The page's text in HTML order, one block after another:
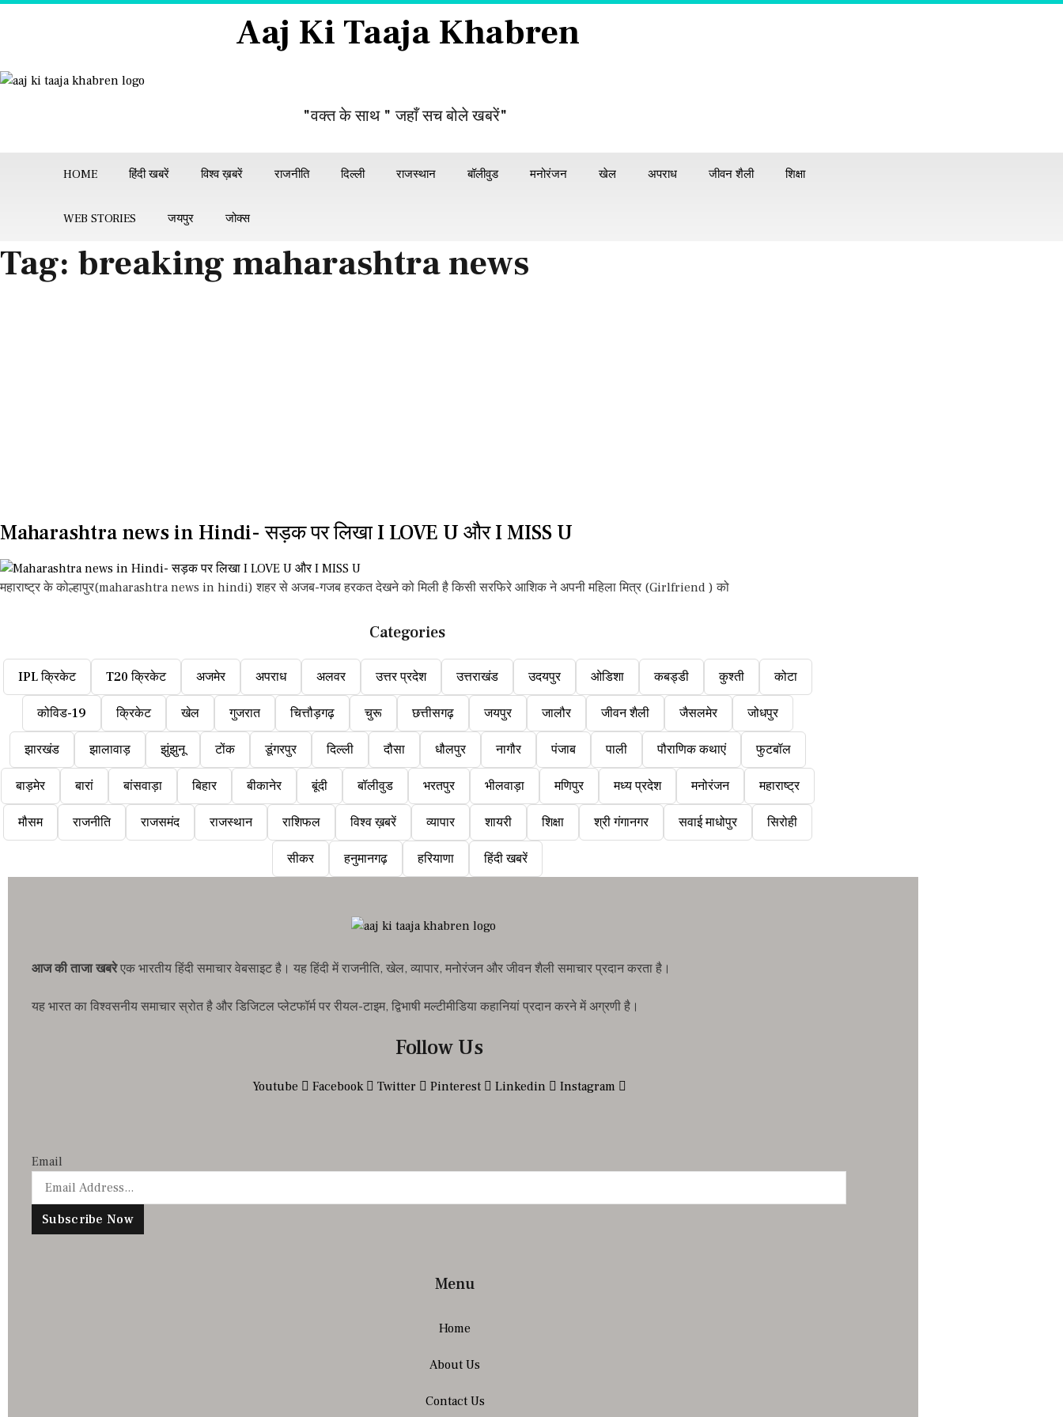
Skip
Aaj Ki Taaja Khabren
"वक्त के साथ " जहाँ सच बोले खबरें"
HOME हिंदी खबरें विश्व ख़बरें राजनीति दिल्ली राजस्थान बॉलीवुड मनोरंजन खेल अपराध जीवन शैली शिक्षा
WEB STORIES जयपुर जोक्स
Tag: breaking maharashtra news
Maharashtra news in Hindi- सड़क पर लिखा I LOVE U और I MISS U
महाराष्ट्र के कोल्हापुर(maharashtra news in hindi) शहर से अजब-गजब हरकत देखने को मिली है किसी सरफिरे आशिक ने अपनी महिला मित्र (Girlfriend ) को
Categories
IPL क्रिकेट T20 क्रिकेट अजमेर अपराध अलवर उत्तर प्रदेश उत्तराखंड उदयपुर ओडिशा कबड्डी कुश्ती कोटा
कोविड-19 क्रिकेट खेल गुजरात चित्तौड़गढ़ चुरू छत्तीसगढ़ जयपुर जालौर जीवन शैली जैसलमेर जोधपुर
झारखंड झालावाड़ झुंझुनू टोंक डूंगरपुर दिल्ली दौसा धौलपुर नागौर पंजाब पाली पौराणिक कथाएं फुटबॉल
बाड़मेर बारां बांसवाड़ा बिहार बीकानेर बूंदी बॉलीवुड भरतपुर भीलवाड़ा मणिपुर मध्य प्रदेश मनोरंजन महाराष्ट्र
मौसम राजनीति राजसमंद राजस्थान राशिफल विश्व ख़बरें व्यापार शायरी शिक्षा श्री गंगानगर सवाई माधोपुर सिरोही
सीकर हनुमानगढ़ हरियाणा हिंदी खबरें
आज की ताजा खबरेएक भारतीय हिंदी समाचार वेबसाइट है। यह हिंदी में राजनीति, खेल, व्यापार, मनोरंजन और जीवन शैली समाचार प्रदान करता है।
यह भारत का विश्वसनीय समाचार स्रोत है और डिजिटल प्लेटफॉर्म पर रीयल-टाइम, द्विभाषी मल्टीमीडिया कहानियां प्रदान करने में अग्रणी है।
Follow Us
Youtube Facebook Twitter Pinterest Linkedin Instagram
Email
Subscribe Now
Menu
Home
About Us
Contact Us